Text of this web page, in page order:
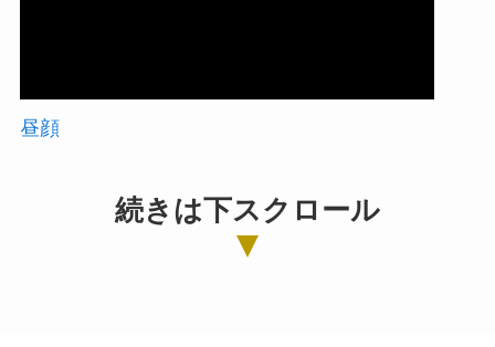
昼顔
続きは下スクロール